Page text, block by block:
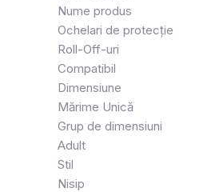
Nume produs
Ochelari de protecţie
Roll-Off-uri
Compatibil
Dimensiune
Mărime Unică
Grup de dimensiuni
Adult
Stil
Nisip